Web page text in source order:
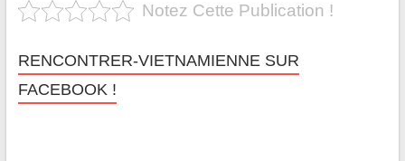
Notez Cette Publication !
RENCONTRER-VIETNAMIENNE SUR
FACEBOOK !